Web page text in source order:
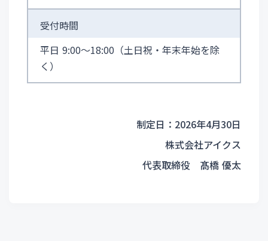
受付時間
平日 9:00〜18:00（土日祝・年末年始を除
く）
制定日：2026年4月30日
株式会社アイクス
代表取締役 髙橋 優太